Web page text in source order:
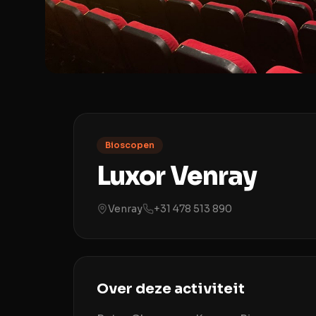
Bioscopen
Luxor Venray
Venray +31 478 513 890
Over deze activiteit